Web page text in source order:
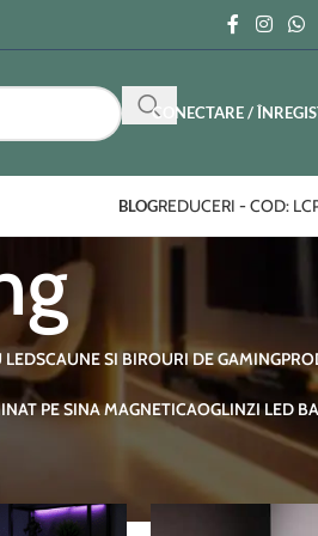
CONECTARE /
BLOGREDUCERI - COD:
LEDSCAUNE SI BIROURI DE GAMING
PE SINA MAGNETICAOGLINZI LED
36